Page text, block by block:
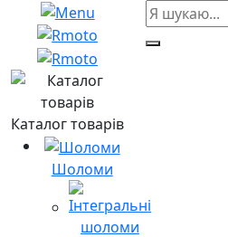
Каталог товарів
Шоломи